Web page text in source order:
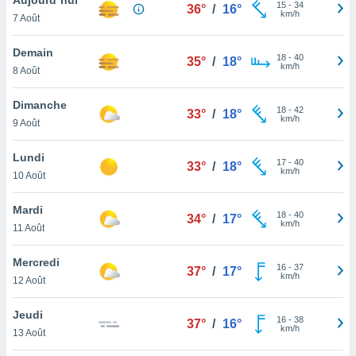
et
»,
au
vous
qu'ils
ou
le
ainsi
un
la
du
7 Août
36° / 16° 15- 34
km/h
Demain
8 Août
35° / 18° 18- 40
km/h
Dimanche
9 Août
33° / 18° 18- 42
km/h
Lundi
10 Août
33° / 18° 17- 40
km/h
Mardi
11 Août
34° / 17° 18- 40
km/h
Mercredi
12 Août
37° / 17° 16- 37
km/h
Jeudi
13 Août
37° / 16° 16- 38
km/h